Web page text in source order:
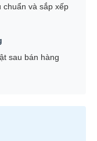
chuẩn và sắp xếp
sau bán hàng